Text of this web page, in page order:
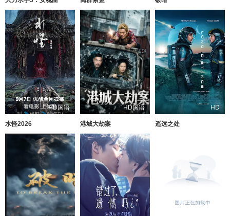
HD国语
水怪2026
HD国语
港城大劫案
HD
遥远之处